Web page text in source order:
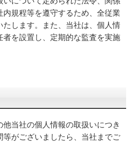
規程等を遵守するため、全従業
たします。また、当社は、個人情
者を設置し、定期的な監査を実施
当社の個人情報の取扱いにつき
等がございましたら、当社までご